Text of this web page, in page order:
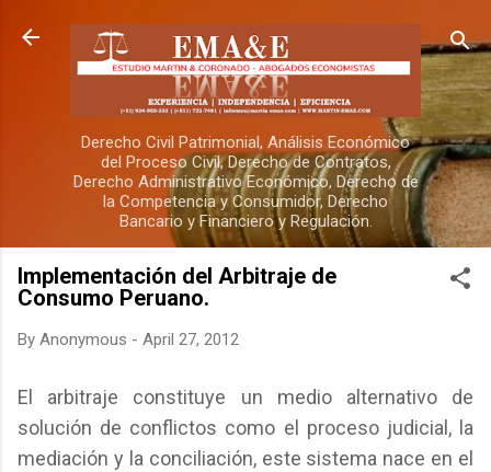
Skip to main content
Derecho Civil Patrimonial, Análisis Económico
del Proceso Civil, Derecho de Contratos,
Derecho Administrativo Económico, Derecho de
la Competencia y Consumidor, Derecho
Bancario y Financiero y Regulación.
Implementación del Arbitraje de
Consumo Peruano.
By Anonymous - April 27, 2012
El arbitraje constituye un medio alternativo de
solución de conflictos como el proceso judicial, la
mediación y la conciliación, este sistema nace en el